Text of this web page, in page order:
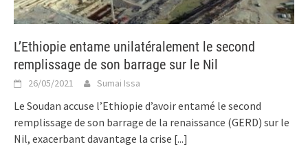
L’Ethiopie entame unilatéralement le second
remplissage de son barrage sur le Nil
26/05/2021 Sumai Issa
Le Soudan accuse l’Ethiopie d’avoir entamé le second
remplissage de son barrage de la renaissance (GERD) sur le
Nil, exacerbant davantage la crise [...]